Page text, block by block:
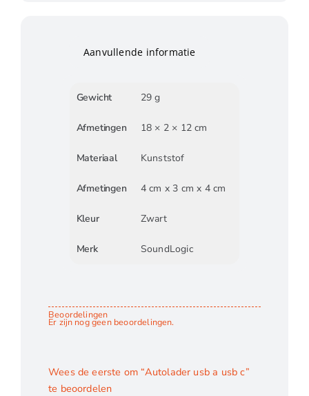
Aanvullende informatie
Gewicht 29 g
Afmetingen 18 × 2 × 12 cm
Materiaal Kunststof
Afmetingen 4 cm x 3 cm x 4 cm
Kleur Zwart
Merk SoundLogic
Beoordelingen
Er zijn nog geen beoordelingen.
Wees de eerste om “Autolader usb a usb c”
te beoordelen